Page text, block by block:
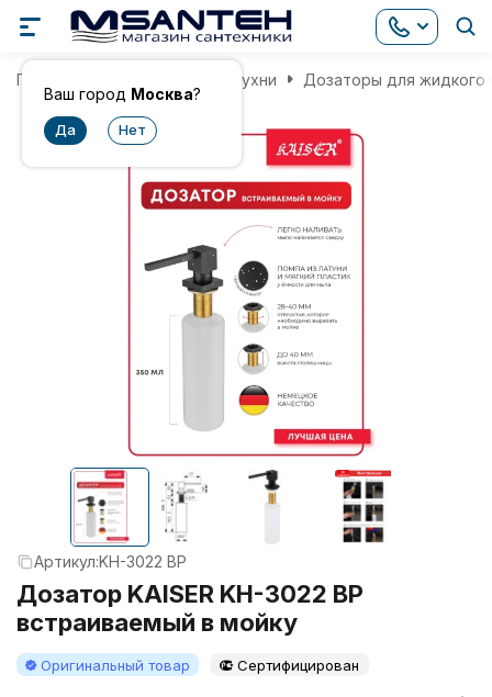
Ваш город Москва?
Главная Аксессуары для кухни Дозаторы для жидкого
Артикул:KH-3022 BP
Дозатор KAISER KH-3022 BP
встраиваемый в мойку
Оригинальный товар Сертифицирован